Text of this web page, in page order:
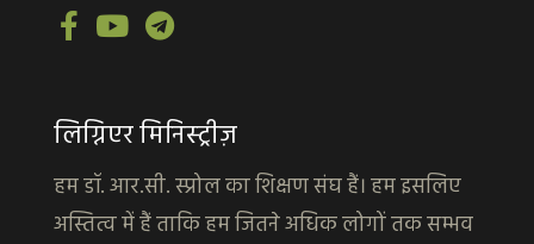
लिग्निएर मिनिस्ट्रीज़
हम डॉ. आर.सी. स्प्रोल का शिक्षण संघ हैं। हम इसलिए
अस्तित्व में हैं ताकि हम जितने अधिक लोगों तक सम्भव